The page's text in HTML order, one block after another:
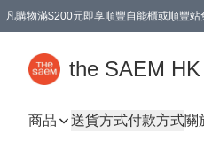
凡購物滿$200元即享順豐自能櫃或順豐
the SAEM
商品 送貨方式付款方式關